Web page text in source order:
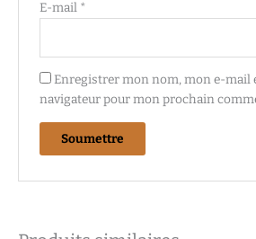
E-mail *
Enregistrer mon nom, mon e-mail
navigateur pour mon prochain